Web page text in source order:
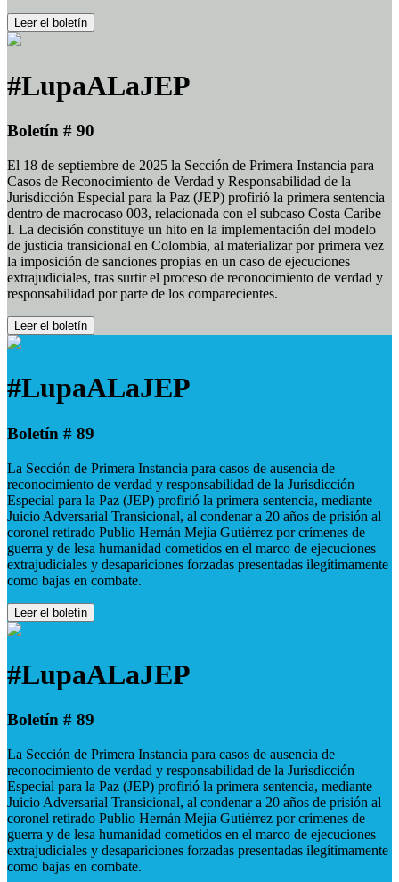
Leer el boletín
#LupaALaJEP
Boletín # 90
El 18 de septiembre de 2025 la Sección de Primera Instancia para
Casos de Reconocimiento de Verdad y Responsabilidad de la
Jurisdicción Especial para la Paz (JEP) profirió la primera sentencia
dentro de macrocaso 003, relacionada con el subcaso Costa Caribe
I. La decisión constituye un hito en la implementación del modelo
de justicia transicional en Colombia, al materializar por primera vez
la imposición de sanciones propias en un caso de ejecuciones
extrajudiciales, tras surtir el proceso de reconocimiento de verdad y
responsabilidad por parte de los comparecientes.
Leer el boletín
#LupaALaJEP
Boletín # 89
La Sección de Primera Instancia para casos de ausencia de
reconocimiento de verdad y responsabilidad de la Jurisdicción
Especial para la Paz (JEP) profirió la primera sentencia, mediante
Juicio Adversarial Transicional, al condenar a 20 años de prisión al
coronel retirado Publio Hernán Mejía Gutiérrez por crímenes de
guerra y de lesa humanidad cometidos en el marco de ejecuciones
extrajudiciales y desapariciones forzadas presentadas ilegítimamente
como bajas en combate.
Leer el boletín
#LupaALaJEP
Boletín # 89
La Sección de Primera Instancia para casos de ausencia de
reconocimiento de verdad y responsabilidad de la Jurisdicción
Especial para la Paz (JEP) profirió la primera sentencia, mediante
Juicio Adversarial Transicional, al condenar a 20 años de prisión al
coronel retirado Publio Hernán Mejía Gutiérrez por crímenes de
guerra y de lesa humanidad cometidos en el marco de ejecuciones
extrajudiciales y desapariciones forzadas presentadas ilegítimamente
como bajas en combate.